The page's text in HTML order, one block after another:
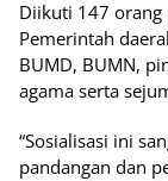
Diikuti 147
Pemerintah
BUMD, BUMN,
agama serta
“Sosialisasi ini
pandangan dan